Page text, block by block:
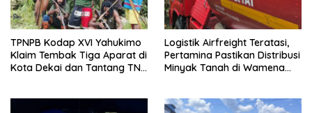
TPNPB Kodap XVI Yahukimo
Klaim Tembak Tiga Aparat di
Kota Dekai dan Tantang TNI-
Logistik Airfreight Teratasi,
Pertamina Pastikan Distribusi
Minyak Tanah di Wamena